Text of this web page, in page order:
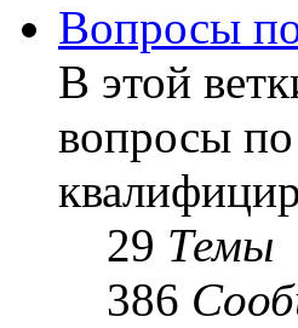
Вопросы
В этой
вопросы
29 Темы
386